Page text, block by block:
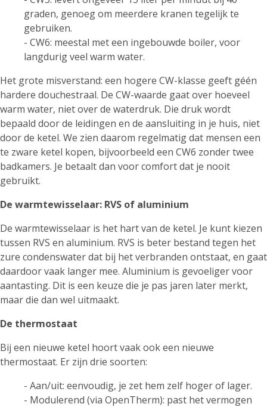
graden, genoeg om meerdere kranen tegelijk te
gebruiken.
- CW6: meestal met een ingebouwde boiler, voor
langdurig veel warm water.
Het grote misverstand: een hogere CW-klasse geeft géén
hardere douchestraal. De CW-waarde gaat over hoeveel
warm water, niet over de waterdruk. Die druk wordt
bepaald door de leidingen en de aansluiting in je huis, niet
door de ketel. We zien daarom regelmatig dat mensen een
te zware ketel kopen, bijvoorbeeld een CW6 zonder twee
badkamers. Je betaalt dan voor comfort dat je nooit
gebruikt.
De warmtewisselaar: RVS of aluminium
De warmtewisselaar is het hart van de ketel. Je kunt kiezen
tussen RVS en aluminium. RVS is beter bestand tegen het
zure condenswater dat bij het verbranden ontstaat, en gaat
daardoor vaak langer mee. Aluminium is gevoeliger voor
aantasting. Dit is een keuze die je pas jaren later merkt,
maar die dan wel uitmaakt.
De thermostaat
Bij een nieuwe ketel hoort vaak ook een nieuwe
thermostaat. Er zijn drie soorten:
- Aan/uit: eenvoudig, je zet hem zelf hoger of lager.
- Modulerend (via OpenTherm): past het vermogen